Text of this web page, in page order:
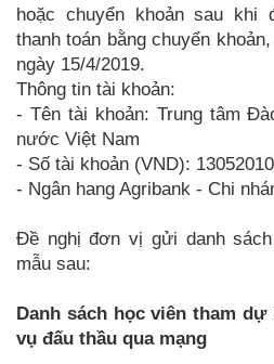
hoặc chuyển khoản sau khi
thanh toán bằng chuyển
ngày 15/4/2019.
Thông tin tài khoản:
- Tên tài khoản: Trung tâm
nước Việt Nam
- Số tài khoản (VND):
- Ngân hang Agribank - Chi
Đề nghị đơn vị gửi danh
mẫu sau:
Danh sách học viên tham
vụ đấu thầu qua mạng